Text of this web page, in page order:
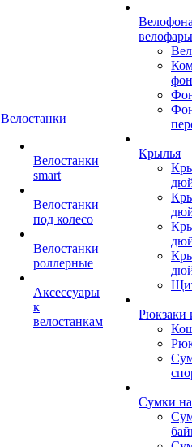
Велостанки
Велостанки
smart
Велостанки
под колесо
Велостанки
роллерные
Аксессуары
к
велостанкам
велофары
Крылья
Рюкзаки
Сумки